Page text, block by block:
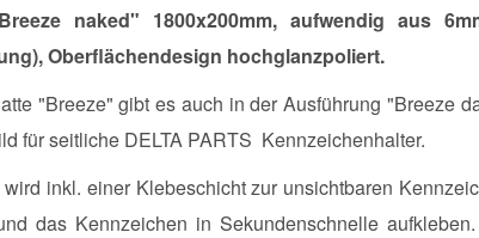
naked" 1800x200mm, aufwendig aus
Oberflächendesign hochglanzpoliert.
"Breeze" gibt es auch in der Ausführung "Breeze
für seitliche DELTA PARTS Kennzeichenhalter.
inkl. einer Klebeschicht zur unsichtbaren
das Kennzeichen in Sekundenschnelle